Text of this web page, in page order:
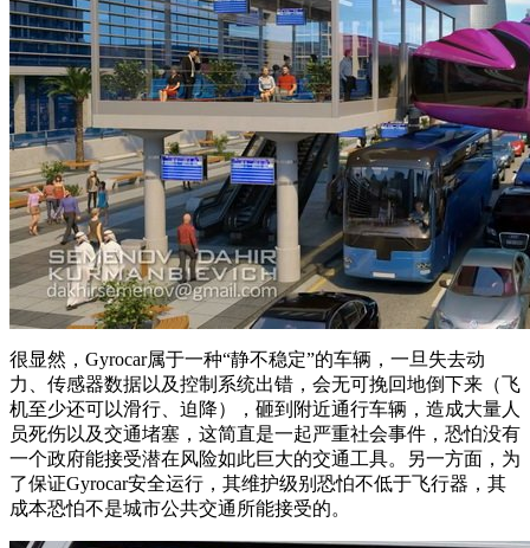
很显然，Gyrocar属于一种“静不稳定”的车辆，一旦失去动
力、传感器数据以及控制系统出错，会无可挽回地倒下来（飞
机至少还可以滑行、迫降），砸到附近通行车辆，造成大量人
员死伤以及交通堵塞，这简直是一起严重社会事件，恐怕没有
一个政府能接受潜在风险如此巨大的交通工具。另一方面，为
了保证Gyrocar安全运行，其维护级别恐怕不低于飞行器，其
成本恐怕不是城市公共交通所能接受的。